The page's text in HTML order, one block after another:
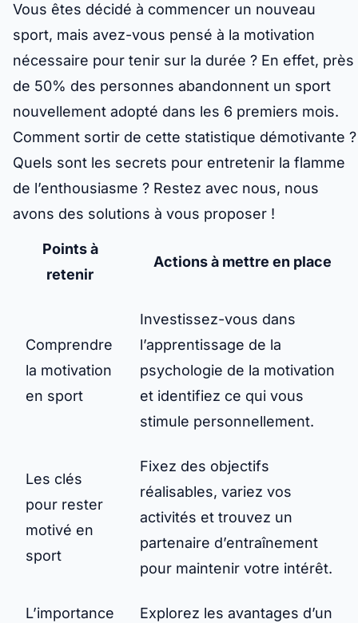
Vous êtes décidé à commencer un nouveau
sport, mais avez-vous pensé à la motivation
nécessaire pour tenir sur la durée ? En effet, près
de 50% des personnes abandonnent un sport
nouvellement adopté dans les 6 premiers mois.
Comment sortir de cette statistique démotivante ?
Quels sont les secrets pour entretenir la flamme
de l’enthousiasme ? Restez avec nous, nous
avons des solutions à vous proposer !
Points à
retenir
Actions à mettre en place
Comprendre
la motivation
en sport
Investissez-vous dans
l’apprentissage de la
psychologie de la motivation
et identifiez ce qui vous
stimule personnellement.
Les clés
pour rester
motivé en
sport
Fixez des objectifs
réalisables, variez vos
activités et trouvez un
partenaire d’entraînement
pour maintenir votre intérêt.
L’importance
Explorez les avantages d’un